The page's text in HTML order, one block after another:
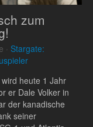
zum
· Stargate:
heute 1 Jahr
er Dale Volker in
der kanadische
seiner